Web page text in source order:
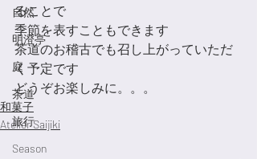
自然
明澄亭
庭
茶道
旅行
Season
ることで
季節を表すこともできます
茶道のお稽古でも召し上がっていただ
く予定です
どうぞお楽しみに。。。
和菓子
Atelier Saijiki